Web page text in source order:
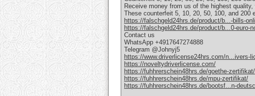
Receive money from us of the highest
These counterfeit 5, 10, 20, 50, 100, and 200
https://falschgeld24hrs.de/product/b...-bills-
https://falschgeld24hrs.de/product/b...0-euro-
Contact us
WhatsApp +4917647274888
Telegram @Johnyj5
https://www.driverlicense24hrs.com/n...ivers-
https://noveltydriverlicense.com/
https://fuhhrerschein48hrs.de/goethe-zertifikat/
https://fuhhrerschein48hrs.de/mpu-zertifikat/
https://fuhhrerschein48hrs.de/bootsf...n-